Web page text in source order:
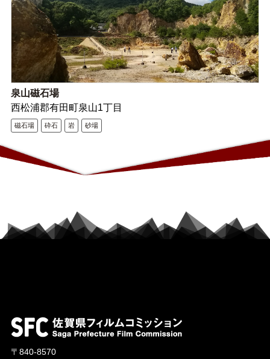
泉山磁石場
西松浦郡有田町泉山1丁目
磁石場 砕石 岩 砂場
〒840-8570